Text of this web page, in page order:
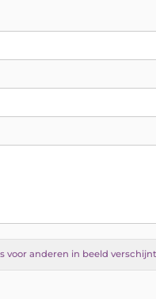
voor anderen in beeld verschijnt